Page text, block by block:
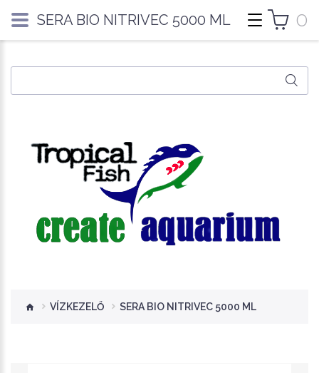
0
VÍZKEZELŐ SERA BIO NITRIVEC 5000 ML
SERA BIO NITRIVEC 5000 ML